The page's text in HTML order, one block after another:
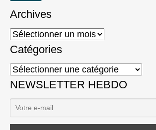
Archives
Archives
Catégories
Catégories
NEWSLETTER HEBDO